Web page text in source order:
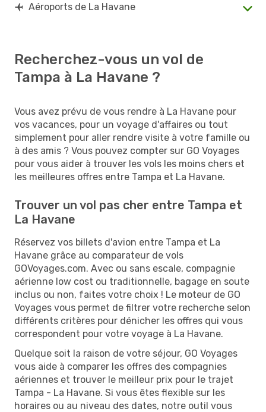
Aéroports de La Havane
Recherchez-vous un vol de
Tampa à La Havane ?
Vous avez prévu de vous rendre à La Havane pour
vos vacances, pour un voyage d'affaires ou tout
simplement pour aller rendre visite à votre famille ou
à des amis ? Vous pouvez compter sur GO Voyages
pour vous aider à trouver les vols les moins chers et
les meilleures offres entre Tampa et La Havane.
Trouver un vol pas cher entre Tampa et
La Havane
Réservez vos billets d'avion entre Tampa et La
Havane grâce au comparateur de vols
GOVoyages.com. Avec ou sans escale, compagnie
aérienne low cost ou traditionnelle, bagage en soute
inclus ou non, faites votre choix ! Le moteur de GO
Voyages vous permet de filtrer votre recherche selon
différents critères pour dénicher les offres qui vous
correspondent pour votre voyage à La Havane.
Quelque soit la raison de votre séjour, GO Voyages
vous aide à comparer les offres des compagnies
aériennes et trouver le meilleur prix pour le trajet
Tampa - La Havane. Si vous êtes flexible sur les
horaires ou au niveau des dates, notre outil vous